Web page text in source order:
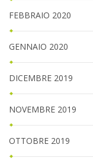
FEBBRAIO 2020
GENNAIO 2020
DICEMBRE 2019
NOVEMBRE 2019
OTTOBRE 2019